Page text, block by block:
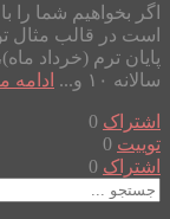
اگر بخواهیم شما را
است در قالب مثال
پایان ترم (خرداد
سالانه ۱۰ و...
ادامه
اشتراک 0
توییت 0
اشتراک 0